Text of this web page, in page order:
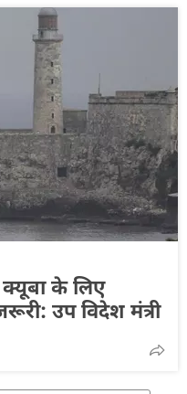
के लिए
उप विदेश मंत्री